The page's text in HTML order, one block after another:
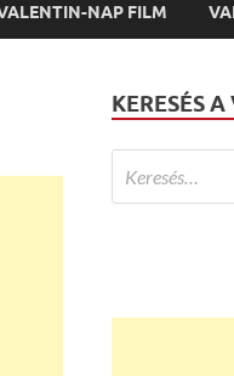
NAP FILM
KERESÉS